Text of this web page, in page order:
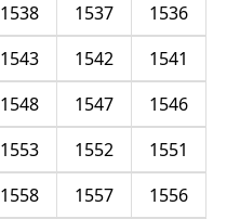
1536
1537
1538
1541
1542
1543
1546
1547
1548
1551
1552
1553
1556
1557
1558